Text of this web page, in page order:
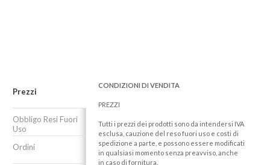
Prezzi
Obbligo Resi Fuori
Uso
Ordini
CONDIZIONI DI VENDITA
PREZZI
Tutti i prezzi dei prodotti sono da intendersi IVA
esclusa, cauzione del reso fuori uso e costi di
spedizione a parte, e possono essere modificati
in qualsiasi momento senza preavviso, anche
in caso di fornitura.